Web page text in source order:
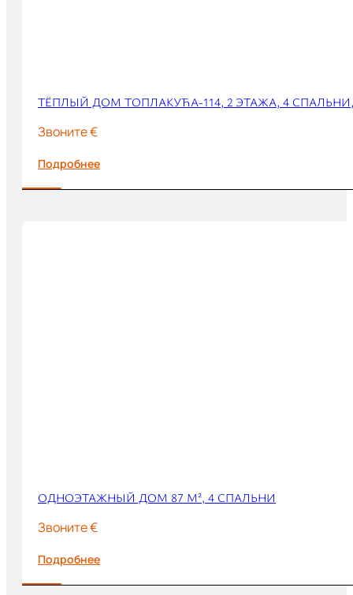
ТЁПЛЫЙ ДОМ ТОПЛАКУЋА-114, 2 ЭТАЖА, 4
Звоните €
Подробнее
ОДНОЭТАЖНЫЙ ДОМ 87 М², 4 СПАЛЬНИ
Звоните €
Подробнее